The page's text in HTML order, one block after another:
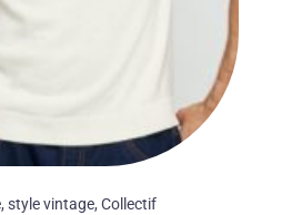
style vintage, Collectif